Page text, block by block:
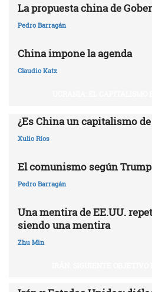
La propuesta china de
Pedro Barragán
China impone la agenda
Claudio Katz
¿Es China un capitalismo
Xulio Ríos
El comunismo según Trump
Pedro Barragán
Una mentira de EE.UU.
siendo una mentira
Zhu Min